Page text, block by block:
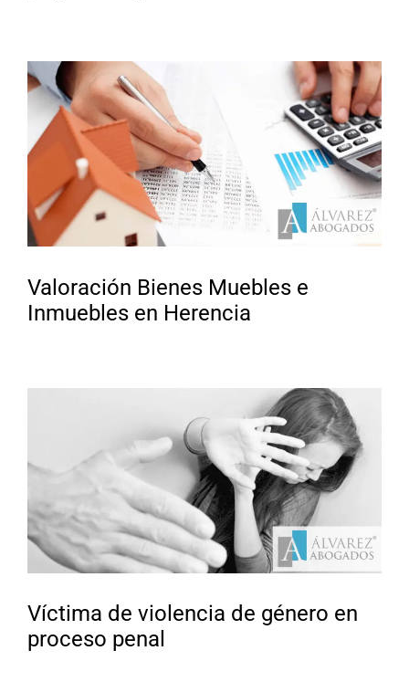
Valoración Bienes Muebles e
Inmuebles en Herencia
Víctima de violencia de género en
proceso penal